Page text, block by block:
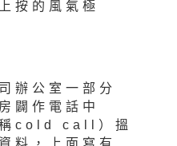
按的風氣極
辦公室一部分
闢作電話中
稱cold call）搵
料，上面寫有